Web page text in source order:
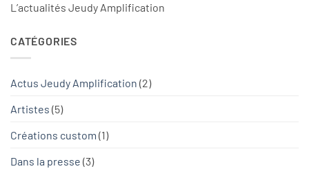
L’actualités Jeudy Amplification
CATÉGORIES
Actus Jeudy Amplification (2)
Artistes (5)
Créations custom (1)
Dans la presse (3)